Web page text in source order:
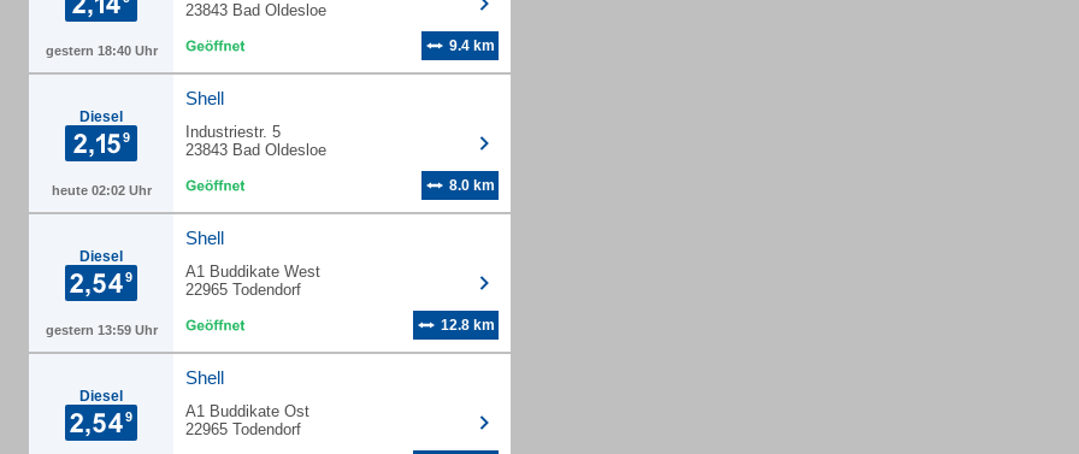
gestern 18:40 Uhr
23843 Bad Oldesloe
9.4 km
Diesel
heute 02:02 Uhr
Shell
Industriestr. 5
23843 Bad Oldesloe
8.0 km
Diesel
gestern 13:59 Uhr
Shell
A1 Buddikate West
22965 Todendorf
12.8 km
Diesel
Shell
A1 Buddikate Ost
22965 Todendorf